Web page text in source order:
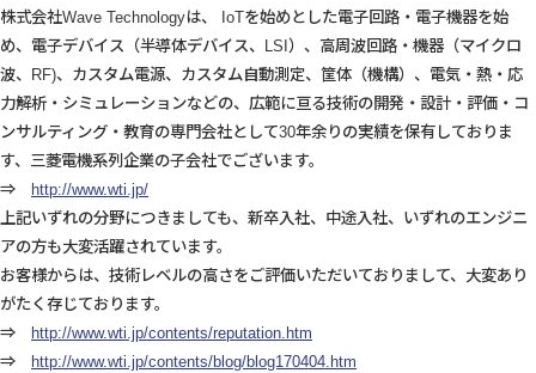
株式会社Wave Technologyは、 IoTを始めとした電子回路・電子機器を始
め、電子デバイス（半導体デバイス、LSI）、高周波回路・機器（マイクロ
波、RF)、カスタム電源、カスタム自動測定、筐体（機構）、電気・熱・応
力解析・シミュレーションなどの、広範に亘る技術の開発・設計・評価・コ
ンサルティング・教育の専門会社として30年余りの実績を保有しておりま
す、三菱電機系列企業の子会社でございます。
⇒
http://www.wti.jp/
上記いずれの分野につきましても、新卒入社、中途入社、いずれのエンジニ
アの方も大変活躍されています。
お客様からは、技術レベルの高さをご評価いただいておりまして、大変あり
がたく存じております。
⇒
http://www.wti.jp/contents/reputation.htm
⇒
http://www.wti.jp/contents/blog/blog170404.htm